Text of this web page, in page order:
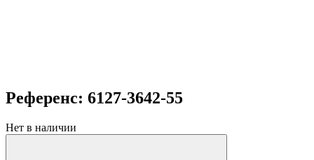
Референс: 6127-3642-55
Нет в наличии